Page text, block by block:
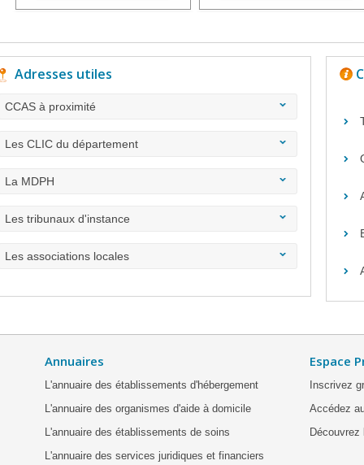
Adresses utiles
CCAS à proximité
Les CLIC du département
La MDPH
Les tribunaux d'instance
Les associations locales
Annuaires
L'annuaire des établissements d'hébergement
L'annuaire des organismes d'aide à domicile
L'annuaire des établissements de soins
L'annuaire des services juridiques et financiers
Espace
Inscrivez
Accédez